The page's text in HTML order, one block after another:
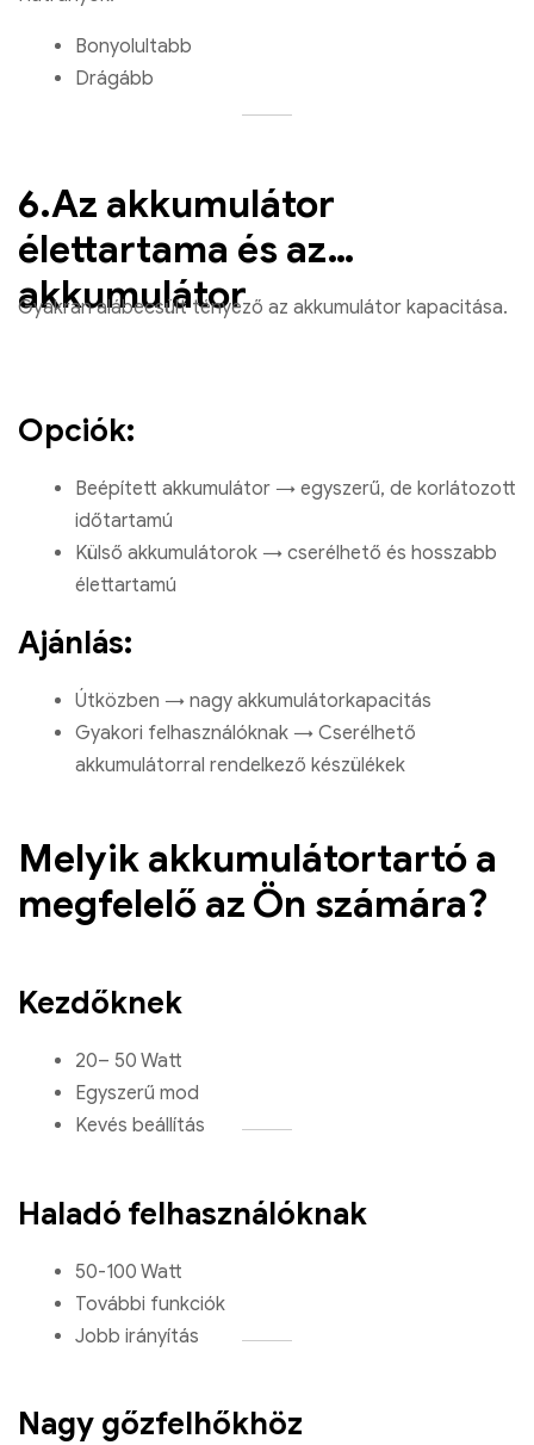
Bonyolultabb
Drágább
6.Az akkumulátor
élettartama és az
akkumulátor
Gyakran alábecsült tényező az akkumulátor kapacitása.
Opciók:
Beépített akkumulátor → egyszerű, de korlátozott
időtartamú
Külső akkumulátorok → cserélhető és hosszabb
élettartamú
Ajánlás:
Útközben → nagy akkumulátorkapacitás
Gyakori felhasználóknak → Cserélhető
akkumulátorral rendelkező készülékek
Melyik akkumulátortartó a
megfelelő az Ön számára?
Kezdőknek
20– 50 Watt
Egyszerű mod
Kevés beállítás
Haladó felhasználóknak
50-100 Watt
További funkciók
Jobb irányítás
Nagy gőzfelhőkhöz